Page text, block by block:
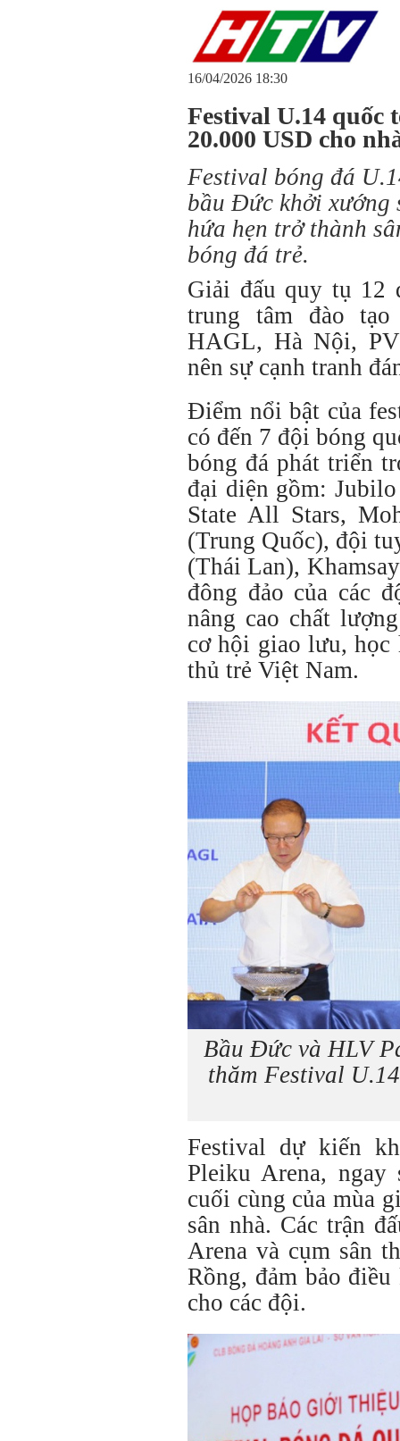
16/04/2026 18:30
Festival U.14 quốc
20.000 USD cho
Festival bóng đá
bầu Đức khởi xướng
hứa hẹn trở thành
bóng đá trẻ.
Giải đấu quy tụ 12
trung tâm đào
HAGL, Hà Nội,
nên sự cạnh tranh
Điểm nổi bật của
có đến 7 đội bóng
bóng đá phát triển
đại diện gồm:
State All Stars,
(Trung Quốc), đội
(Thái Lan),
đông đảo của các
nâng cao chất
cơ hội giao lưu, học
thủ trẻ Việt Nam.
Bầu Đức và HLV
thăm Festival
Festival dự kiến
Pleiku Arena,
cuối cùng của mùa
sân nhà. Các trận
Arena và cụm sân
Rồng, đảm bảo
cho các đội.